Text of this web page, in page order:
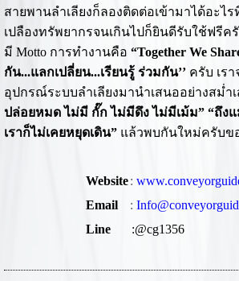
สายพานลำเลียงก็ลองติดต่อเข้ามาได้อะไ
เปลืองทรัพยากรจนเกินไปก็ยินดีรับใช้ฟรีครั
มี Motto การทำงานคือ “Together We
กัน...แลกเปลี่ยน...เรียนรู้ ร่วมกัน’’ ครับ เร
อุปกรณ์ระบบลำเลียงมานำเสนออย่างสม่ำ
ปล่อยหมด ไม่มี กั๊ก ไม่มีดึง ไม่มีเม้ม” “ถึง
เราก็ไม่เคยหยุดเดิน” แล้วพบกันใหม่ครับ
Website:
Email
:
Line
:@cg1356